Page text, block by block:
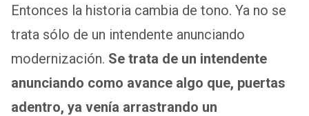
Entonces la historia cambia de tono. Ya no se
trata sólo de un intendente anunciando
modernización. Se trata de un intendente
anunciando como avance algo que, puertas
adentro, ya venía arrastrando un